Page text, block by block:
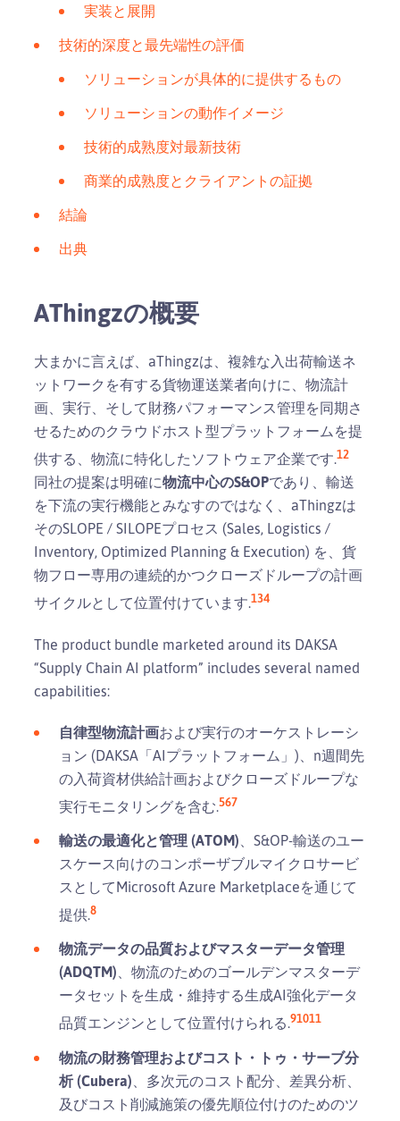
実装と展開
技術的深度と最先端性の評価
ソリューションが具体的に提供するもの
ソリューションの動作イメージ
技術的成熟度対最新技術
商業的成熟度とクライアントの証拠
結論
出典
AThingzの概要
大まかに言えば、aThingzは、複雑な入出荷輸送ネ
ットワークを有する貨物運送業者向けに、物流計
画、実行、そして財務パフォーマンス管理を同期さ
せるためのクラウドホスト型プラットフォームを提
供する、物流に特化したソフトウェア企業です.12
同社の提案は明確に物流中心のS&OPであり、輸送
を下流の実行機能とみなすのではなく、aThingzは
そのSLOPE / SILOPEプロセス (Sales, Logistics /
Inventory, Optimized Planning & Execution) を、貨
物フロー専用の連続的かつクローズドループの計画
サイクルとして位置付けています.134
The product bundle marketed around its DAKSA
“Supply Chain AI platform” includes several named
capabilities:
自律型物流計画および実行のオーケストレーシ
ョン (DAKSA「AIプラットフォーム」)、n週間先
の入荷資材供給計画およびクローズドループな
実行モニタリングを含む.567
輸送の最適化と管理 (ATOM) 、S&OP-輸送のユー
スケース向けのコンポーザブルマイクロサービ
スとしてMicrosoft Azure Marketplaceを通じて
提供.8
物流データの品質およびマスターデータ管理
(ADQTM)、物流のためのゴールデンマスターデ
ータセットを生成・維持する生成AI強化データ
品質エンジンとして位置付けられる.91011
物流の財務管理およびコスト・トゥ・サーブ分
析 (Cubera) 、多次元のコスト配分、差異分析、
及びコスト削減施策の優先順位付けのためのツ